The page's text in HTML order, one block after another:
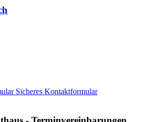
Sicheres Kontaktformular